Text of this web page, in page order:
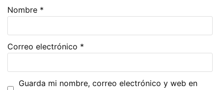
Nombre *
Correo electrónico *
Guarda mi nombre, correo electrónico y web en